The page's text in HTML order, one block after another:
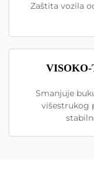
Zaštita vozila
VISOKO-
Smanjuje
višestrukog